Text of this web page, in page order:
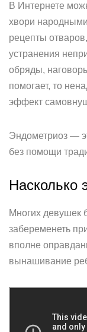
В Интернете
хвори
рецепты
устранения
обряды,
помогает, то
эффект
Эндометриоз —
без помощи
Насколько
Многих девушек
забеременеть
вполне
вынашивание